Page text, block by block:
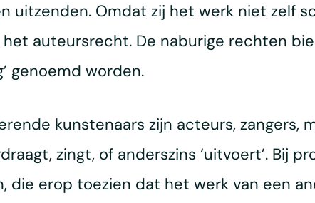
uitzenden. Omdat zij het werk niet zelf
auteursrecht. De naburige rechten
genoemd worden.
kunstenaars zijn acteurs, zangers,
zingt, of anderszins ‘uitvoert’. Bij
die erop toezien dat het werk van een